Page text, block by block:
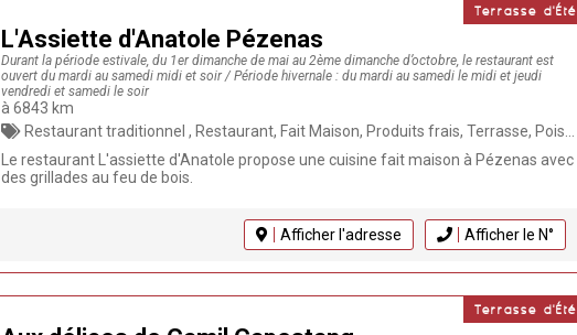
Terrasse d'Été
L'Assiette d'Anatole Pézenas
Durant la période estivale, du 1er dimanche de mai au 2ème dimanche d’octobre, le restaurant est
ouvert du mardi au samedi midi et soir / Période hivernale : du mardi au samedi le midi et jeudi
vendredi et samedi le soir
à 6843 km
Restaurant traditionnel , Restaurant, Fait Maison, Produits frais, Terrasse, Poissons et Coquillages, Animaux bienvenus, Cuisine française, Végétarien, Grillades au feu de bois, Plat du jour
Le restaurant L'assiette d'Anatole propose une cuisine fait maison à Pézenas avec
des grillades au feu de bois.
Afficher l'adresse Afficher le N°
Terrasse d'Été